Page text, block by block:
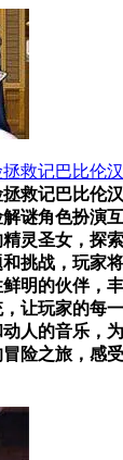
救记巴比伦
救记巴比伦
谜角色扮演
灵圣女，探
挑战，玩家
明的伙伴，
让玩家的每
人的音乐，
险之旅，感